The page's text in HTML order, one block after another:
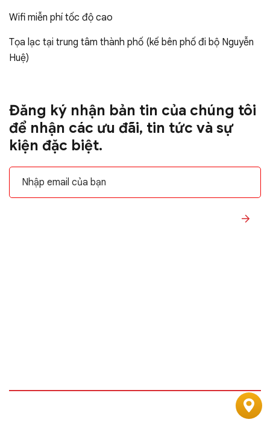
Wifi miễn phí tốc độ cao
Tọa lạc tại trung tâm thành phố (kế bên phố đi bộ Nguyễn
Huệ)
Đăng ký nhận bản tin của chúng tôi
để nhận các ưu đãi, tin tức và sự
kiện đặc biệt.